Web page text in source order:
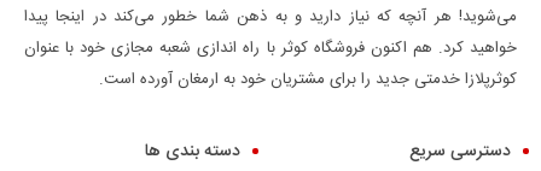
می‌شوید! هر آنچه که نیاز دارید و به ذهن شما خطور می‌کند در اینجا پیدا
خواهید کرد. هم اکنون فروشگاه کوثر با راه اندازی شعبه مجازی خود با عنوان
کوثرپلازا خدمتی جدید را برای مشتریان خود به ارمغان آورده است.
دسترسی سریع دسته بندی ها